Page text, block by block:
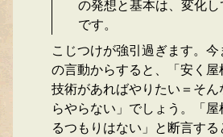
の発想と基本は、変化
です。
こじつけが強引過ぎます。
の言動からすると、「安く屋
技術があればやりたい＝そ
らやらない」でしょう。「
るつもりはない」と断言す